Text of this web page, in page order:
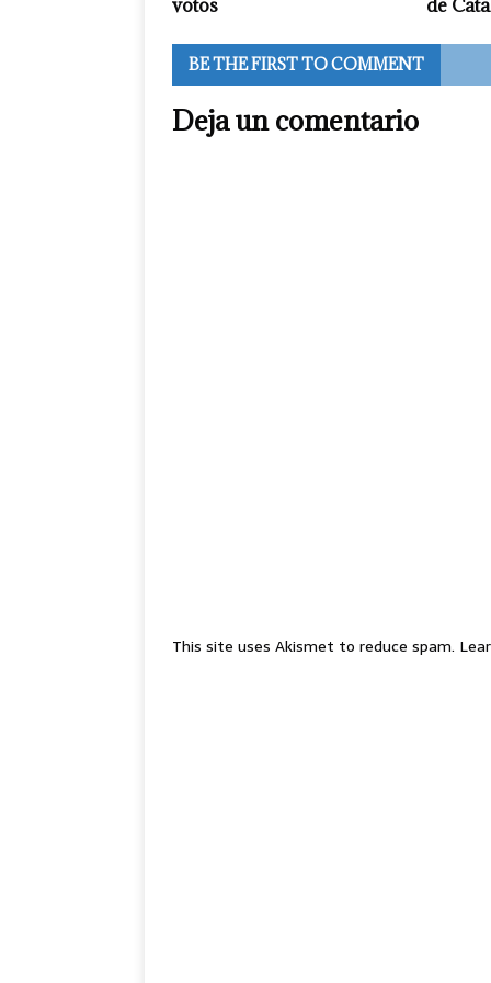
votos
de
BE THE FIRST TO COMMENT
Deja un comentario
This site uses Akismet to reduce spam.